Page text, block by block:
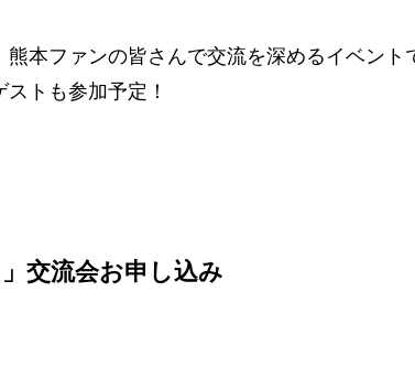
本ファンの皆さんで交流を深めるイベント
トも参加予定！
交流会お申し込み